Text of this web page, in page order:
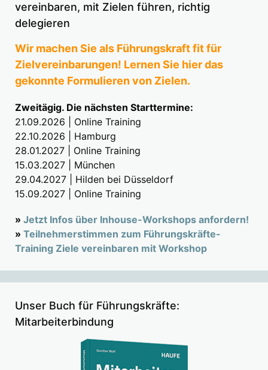
vereinbaren, mit Zielen führen, richtig
delegieren
Wir machen Sie als Führungskraft fit für
Zielvereinbarungen! Lernen Sie hier das
gekonnte Formulieren von Zielen.
Zweitägig. Die nächsten Starttermine:
21.09.2026 | Online Training
22.10.2026 | Hamburg
28.01.2027 | Online Training
15.03.2027 | München
29.04.2027 | Hilden bei Düsseldorf
15.09.2027 | Online Training
» Jetzt Infos über Inhouse-Workshops anfordern!
» Teilnehmerstimmen zum Führungskräfte-
Training Ziele vereinbaren mit Workshop
Unser Buch für Führungskräfte:
Mitarbeiterbindung